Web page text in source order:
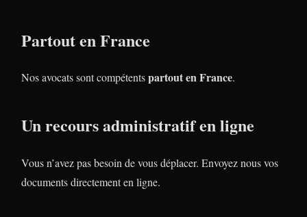
Partout en France
Nos avocats sont compétentspartout en France.
Un recours administratif en ligne
Vous n’avez pas besoin de vous déplacer. Envoyez nous vos
documents directement en ligne.